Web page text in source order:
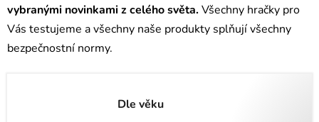
vybranými novinkami z celého světa.Všechny hračky pro
Vás testujeme a všechny naše produkty splňují všechny
bezpečnostní normy.
Dle věku